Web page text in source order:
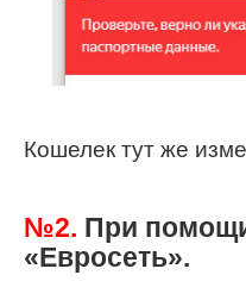
Кошелек тут же
№2. При
«Евросеть».